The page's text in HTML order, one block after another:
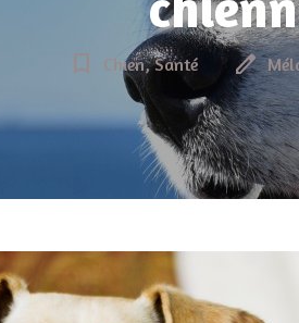
bookmark_border Chien, Santé edit